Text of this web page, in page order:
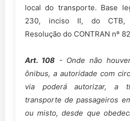
local do transporte. Base
230, inciso II, do CTB,
Resolução do CONTRAN nº
Art. 108- Onde não
ônibus, a autoridade com
via poderá autorizar, a
transporte de passageiros
ou misto, desde que